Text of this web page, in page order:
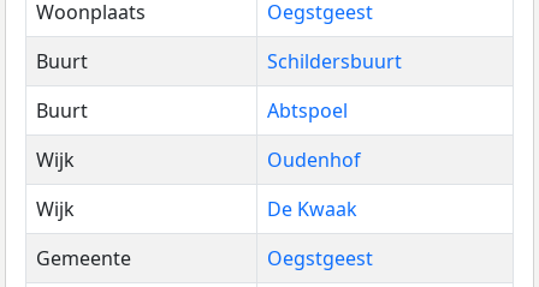
Woonplaats
Oegstgeest
Buurt
Schildersbuurt
Buurt
Abtspoel
Wijk
Oudenhof
Wijk
De Kwaak
Gemeente
Oegstgeest